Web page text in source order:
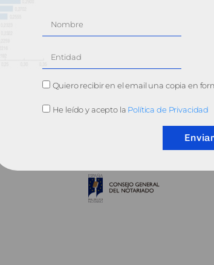
Quiero recibir en el email una copia en
He leído y acepto la Política de Privacidad